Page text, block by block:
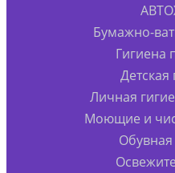
Бумажно-
Гигиена
Детская
Личная
Моющие и
Обувная